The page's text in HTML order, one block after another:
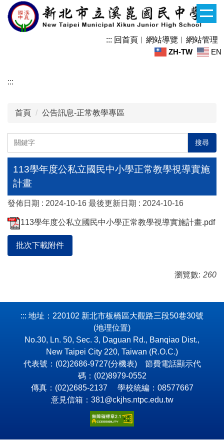
跳
到
區
::: 回首頁 ︱ 網站導覽 ︱ 網站管理
ZH-TW
EN
:::
首頁 公告訊息-正常教學專區
搜尋
113學年度公私立國民中小學正常教學視導實施
計畫
發佈日期 : 2024-10-16 最後更新日期 : 2024-10-16
113學年度公私立國民中小學正常教學視導實施計畫.pdf
批次下載附件
瀏覽數: 260
::: 地址：220102 新北市板橋區大觀路三段50巷30號
(地理位置)
No.30, Ln. 50, Sec. 3, Daguan Rd., Banqiao Dist.,
New Taipei City 220, Taiwan (R.O.C.)
代表號：(02)2686-9727(分機表) 節費電話顯示代
碼：(02)8979-0552
傳真：(02)2685-2137 學校統編：08577667
意見信箱：381@ckjhs.ntpc.edu.tw